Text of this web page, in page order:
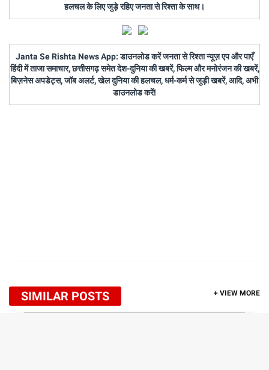
हलचल के लिए जुड़े रहिए जनता से रिश्ता के साथ।
Janta Se Rishta News App: डाउनलोड करें जनता से रिश्ता न्यूज़ एप और पाएँ
हिंदी में ताजा समाचार, छत्तीसगढ़ समेत देश-दुनिया की खबरें, फिल्म और मनोरंजन की खबरें,
बिज़नेस अपडेट्स, जॉब अलर्ट, खेल दुनिया की हलचल, धर्म-कर्म से जुड़ी खबरें, आदि, अभी
डाउनलोड करें!
SIMILAR POSTS + VIEW MORE